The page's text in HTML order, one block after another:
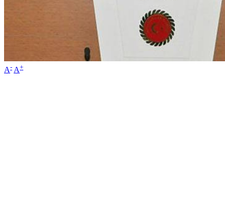
A- A+